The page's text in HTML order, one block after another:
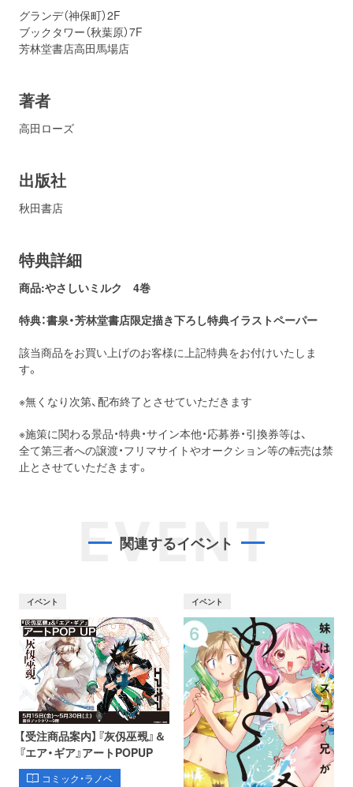
グランデ（神保町）2F
ブックタワー（秋葉原）7F
芳林堂書店高田馬場店
著者
高田ローズ
出版社
秋田書店
特典詳細
商品:やさしいミルク 4巻
特典：書泉・芳林堂書店限定描き下ろし特典イラストペーパー
該当商品をお買い上げのお客様に上記特典をお付けいたしま
す。
※無くなり次第、配布終了とさせていただきます
※施策に関わる景品・特典・サイン本他・応募券・引換券等は、
全て第三者への譲渡・フリマサイトやオークション等の転売は禁
止とさせていただきます。
EVENT
関連するイベント
イベント
【受注商品案内】『灰仭巫覡』＆
『エア・ギア』アートPOPUP
コミック・ラノベ
イベント